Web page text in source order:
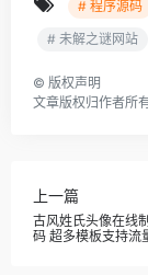
# 程序源码
# 未解之谜网站
© 版权声明
文章版权归作者所
上一篇
古风姓氏头像在线
码 超多模板支持流